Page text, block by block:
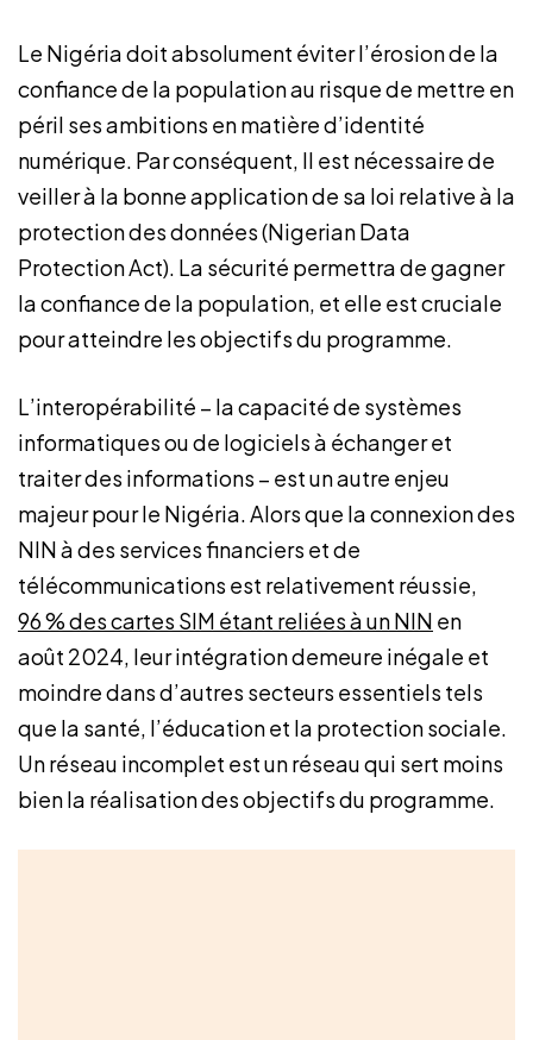
Le Nigéria doit absolument éviter l’érosion de la
confiance de la population au risque de mettre en
péril ses ambitions en matière d’identité
numérique. Par conséquent, Il est nécessaire de
veiller à la bonne application de sa loi relative à la
protection des données (Nigerian Data
Protection Act). La sécurité permettra de gagner
la confiance de la population, et elle est cruciale
pour atteindre les objectifs du programme.
L’interopérabilité – la capacité de systèmes
informatiques ou de logiciels à échanger et
traiter des informations – est un autre enjeu
majeur pour le Nigéria. Alors que la connexion des
NIN à des services financiers et de
télécommunications est relativement réussie,
96 % des cartes SIM étant reliées à un NIN en
août 2024, leur intégration demeure inégale et
moindre dans d’autres secteurs essentiels tels
que la santé, l’éducation et la protection sociale.
Un réseau incomplet est un réseau qui sert moins
bien la réalisation des objectifs du programme.